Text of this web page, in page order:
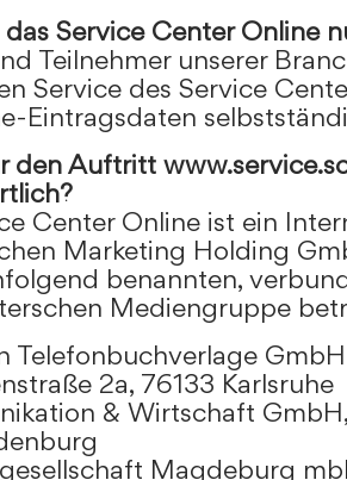
Service Center Online
Teilnehmer unserer
Service des Service
Eintragsdaten
den Auftritt
Center Online ist ein
Marketing Holding
benannten,
Mediengruppe
Telefonbuchverlage GmbH
2a, 76133 Karlsruhe
& Wirtschaft
Magdeburg